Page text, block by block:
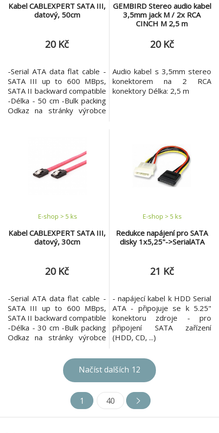
Kabel CABLEXPERT SATA III,
datový, 50cm
20 Kč
-Serial ATA data flat cable -
SATA III up to 600 MBps,
SATA II backward compatible
-Délka - 50 cm -Bulk packing
Odkaz na stránky výrobce
GEMBIRD Stereo audio kabel
3,5mm jack M / 2x RCA
CINCH M 2,5 m
20 Kč
Audio kabel s 3,5mm stereo
konektorem na 2 RCA
konektory Délka: 2,5 m
Kabel CABLEXPERT SATA III,
datový, 30cm
E-shop > 5 ks
20 Kč
-Serial ATA data flat cable -
SATA III up to 600 MBps,
SATA II backward compatible
-Délka - 30 cm -Bulk packing
Odkaz na stránky výrobce
Redukce napájení pro SATA
disky 1x5,25"->SerialATA
E-shop > 5 ks
21 Kč
- napájecí kabel k HDD Serial
ATA - připojuje se k 5.25"
konektoru zdroje - pro
připojení SATA zařízení
(HDD, CD, ...)
Načíst dalších 12
1 40